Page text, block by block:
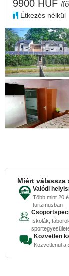
9900 HUF /fő
Étkezés nélkül
Miért válassza
Valódi
Több mint 20
turizmusban
Iskolák,
Közvetlen
Közvetlenül a